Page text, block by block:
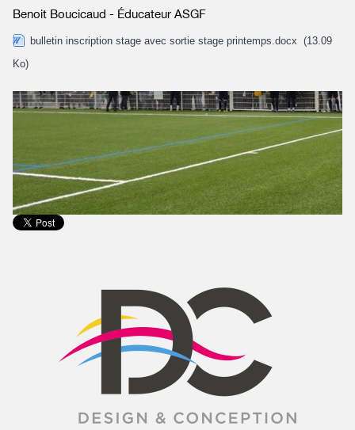
Benoit Boucicaud - Éducateur ASGF
bulletin inscription stage avec sortie stage printemps.docx (13.09
Ko)